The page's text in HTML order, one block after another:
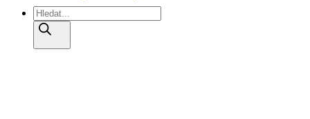
Products
search